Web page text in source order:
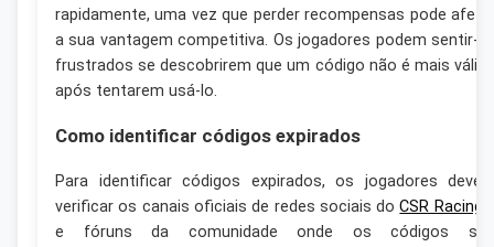
rapidamente, uma vez que perder recompensas pode
a sua vantagem competitiva. Os jogadores podem sentir-
frustrados se descobrirem que um código não é mais
após tentarem usá-lo.
Como identificar códigos expirados
Para identificar códigos expirados, os jogadores
verificar os canais oficiais de redes sociais doCSR Racing
e fóruns da comunidade onde os códigos